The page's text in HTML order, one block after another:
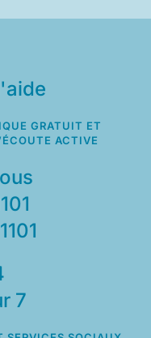
GRATUIT ET
ACTIVE
7